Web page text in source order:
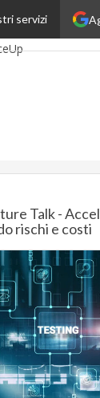
servizi
Talk -
rischi e costi